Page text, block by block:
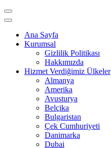
Ana Sayfa
Kurumsal
Gizlilik Politikası
Hakkımızda
Hizmet Verdiğimiz Ülkeler
Almanya
Amerika
Avusturya
Belçika
Bulgaristan
Çek Cumhuriyeti
Danimarka
Dubai